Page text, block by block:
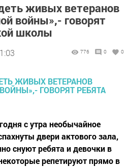
живых ветеранов
войны»,- говорят
школы
776 0 0
с утра необычайное
двери актового зала,
снуют ребята и девочки в
репетируют прямо в